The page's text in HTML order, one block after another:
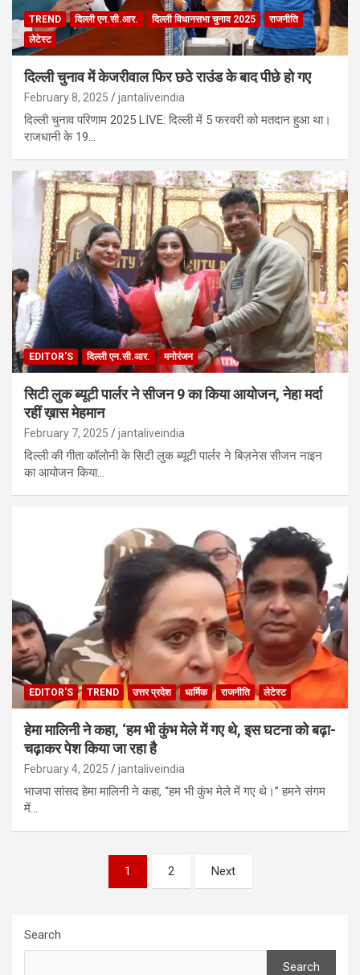
TREND दिल्ली एन.सी.आर. दिल्ली विधानसभा चुनाव 2025
राजनीति
लेटेस्ट
दिल्ली चुनाव में केजरीवाल फिर छठे राउंड के बाद पीछे हो गए
February 8, 2025 jantaliveindia
दिल्ली चुनाव परिणाम 2025 LIVE: दिल्ली में 5 फरवरी को मतदान हुआ था।
राजधानी के 19…
EDITOR'S दिल्ली एन.सी.आर. मनोरंजन
सिटी लुक ब्यूटी पार्लर ने सीजन 9 का किया आयोजन, नेहा मर्दा
रहीं ख़ास मेहमान
February 7, 2025 jantaliveindia
दिल्ली की गीता कॉलोनी के सिटी लुक ब्यूटी पार्लर ने बिज़नेस सीजन नाइन
का आयोजन किया…
EDITOR'S TREND उत्तर प्रदेश धार्मिक राजनीति लेटेस्ट
हेमा मालिनी ने कहा, ‘हम भी कुंभ मेले में गए थे, इस घटना को बढ़ा-
चढ़ाकर पेश किया जा रहा है
February 4, 2025 jantaliveindia
भाजपा सांसद हेमा मालिनी ने कहा, “हम भी कुंभ मेले में गए थे।” हमने संगम
में…
1 2 Next
Search
Search